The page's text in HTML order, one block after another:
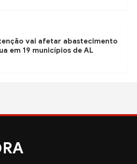
vai afetar abastecimento
em 19 municípios de AL
RA